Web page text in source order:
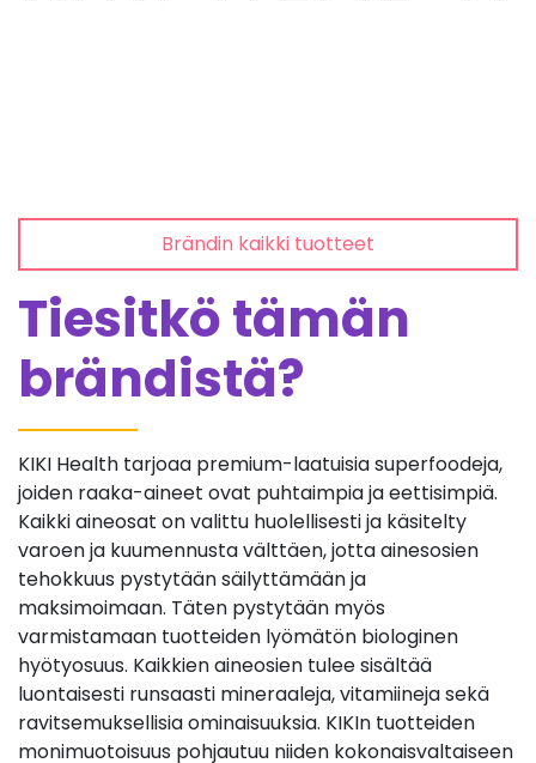
Brändin kaikki tuotteet
Tiesitkö tämän
brändistä?
KIKI Health tarjoaa premium-laatuisia superfoodeja,
joiden raaka-aineet ovat puhtaimpia ja eettisimpiä.
Kaikki aineosat on valittu huolellisesti ja käsitelty
varoen ja kuumennusta välttäen, jotta ainesosien
tehokkuus pystytään säilyttämään ja
maksimoimaan. Täten pystytään myös
varmistamaan tuotteiden lyömätön biologinen
hyötyosuus. Kaikkien aineosien tulee sisältää
luontaisesti runsaasti mineraaleja, vitamiineja sekä
ravitsemuksellisia ominaisuuksia. KIKIn tuotteiden
monimuotoisuus pohjautuu niiden kokonaisvaltaiseen